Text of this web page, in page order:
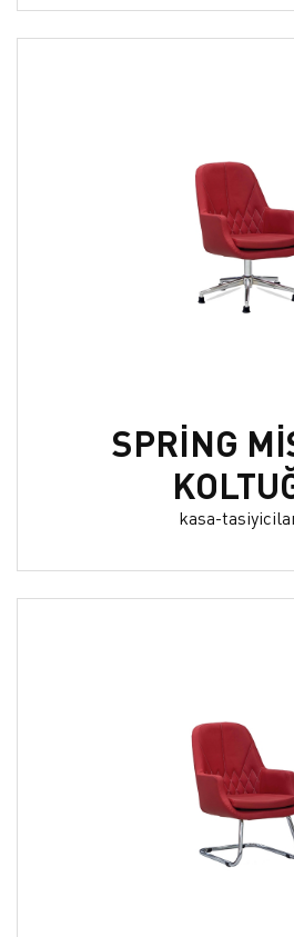
SPRİNG
kasa-